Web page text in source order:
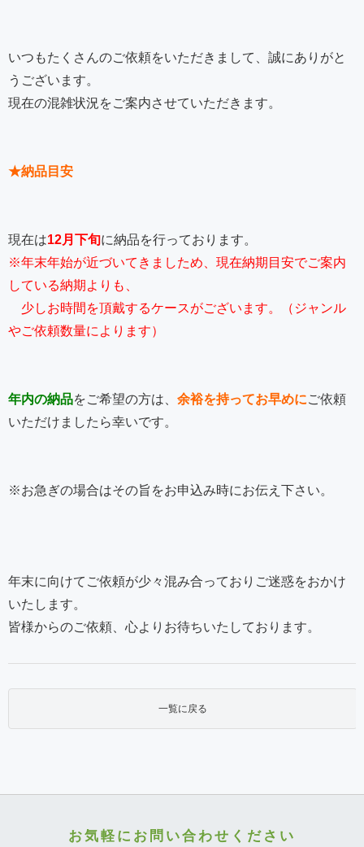
いつもたくさんのご依頼をいただきまして、誠にありがと
うございます。
現在の混雑状況をご案内させていただきます。
★納品目安
現在は12月下旬に納品を行っております。
※年末年始が近づいてきましため、現在納期目安でご案内
している納期よりも、
少しお時間を頂戴するケースがございます。（ジャンル
やご依頼数量によります）
年内の納品をご希望の方は、 余裕を持ってお早めにご依頼
いただけましたら幸いです。
※お急ぎの場合はその旨をお申込み時にお伝え下さい。
年末に向けてご依頼が少々混み合っておりご迷惑をおかけ
いたします。
皆様からのご依頼、心よりお待ちいたしております。
一覧に戻る
お気軽にお問い合わせください